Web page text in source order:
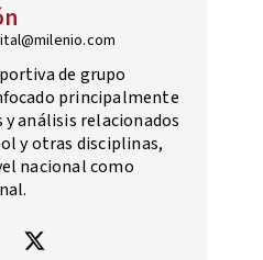
de grupo
principalmente
análisis relacionados
y otras disciplinas,
nacional como